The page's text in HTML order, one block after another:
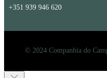
+351 939 946 620
© 2024 Companhia do